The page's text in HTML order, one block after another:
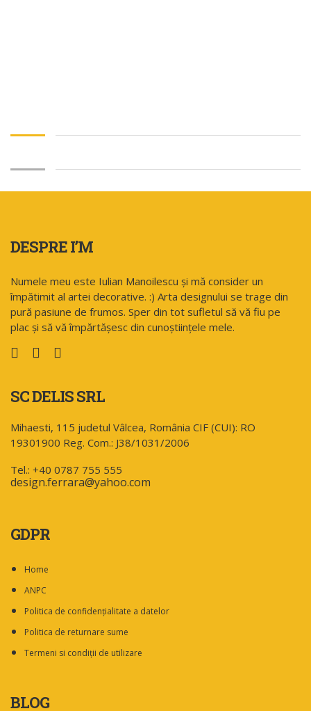
DESPRE I’M
Numele meu este Iulian Manoilescu și mă consider un
împătimit al artei decorative. :) Arta designului se trage din
pură pasiune de frumos. Sper din tot sufletul să vă fiu pe
plac și să vă împărtășesc din cunoștiințele mele.
SC DELIS SRL
Mihaesti, 115 judetul Vâlcea, România CIF (CUI): RO
19301900 Reg. Com.: J38/1031/2006
Tel.: +40 0787 755 555
design.ferrara@yahoo.com
GDPR
Home
ANPC
Politica de confidențialitate a datelor
Politica de returnare sume
Termeni si condiții de utilizare
BLOG